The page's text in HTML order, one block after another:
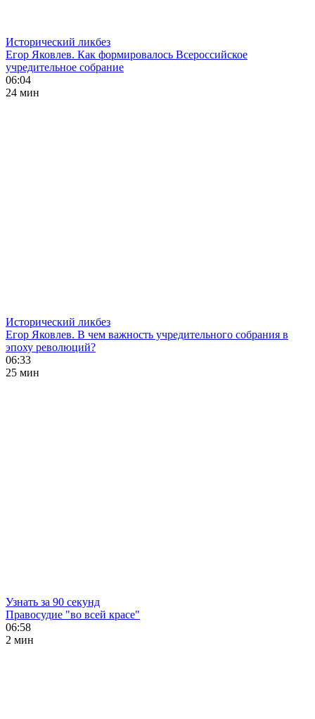
Исторический ликбез
Егор Яковлев. Как формировалось Всероссийское
учредительное собрание
06:04
24 мин
Исторический ликбез
Егор Яковлев. В чем важность учредительного собрания в
эпоху революций?
06:33
25 мин
Узнать за 90 секунд
Правосудие "во всей красе"
06:58
2 мин